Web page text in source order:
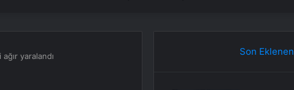
yaralandı Son Eklenen